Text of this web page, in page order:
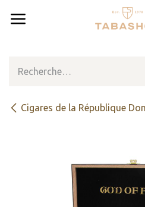
Cigares de la République